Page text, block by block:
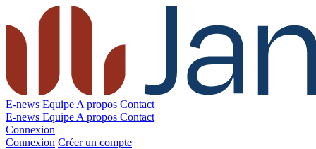
E-news Equipe A propos Contact
E-news Equipe A propos Contact
Connexion
Connexion Créer un compte